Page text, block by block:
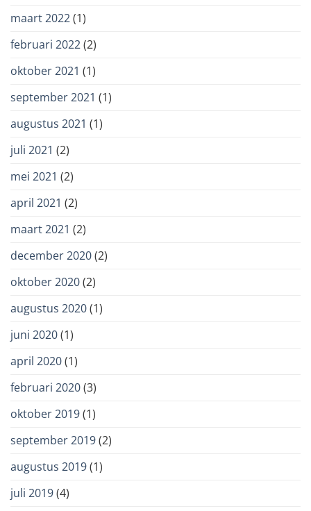
maart 2022(1)
februari 2022(2)
oktober 2021 (1)
september 2021 (1)
augustus 2021 (1)
juli 2021 (2)
mei 2021 (2)
april 2021 (2)
maart 2021 (2)
december 2020(2)
oktober 2020(2)
augustus 2020(1)
juni 2020(1)
april 2020(1)
februari 2020(3)
oktober 2019(1)
september 2019(2)
augustus 2019(1)
juli 2019(4)